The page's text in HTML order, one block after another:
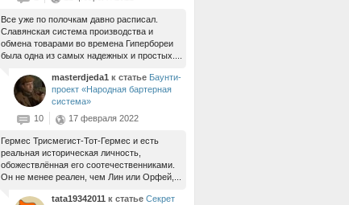
Все уже по полочкам давно расписал.
Славянская система производства и
обмена товарами во времена Гипербореи
была одна из самых надежных и простых....
masterdjeda1 к статье Баунти-
проект «Народная бартерная
система»
10
17 февраля 2022
Гермес Трисмегист-Тот-Гермес и есть
реальная историческая личность,
обожествлённая его соотечественниками.
Он не менее реален, чем Лин или Орфей,...
tata19342011 к статье Секрет